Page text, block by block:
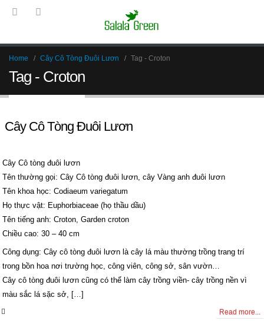
Home Cây Cô Tòng Đuôi Lươn Tag - Croton
Tag - Croton
Cây Cô Tòng Đuôi Lươn
Cây Cô tòng đuôi lươn
Tên thường gọi: Cây Cô tòng đuôi lươn, cây Vàng anh đuôi lươn
Tên khoa học: Codiaeum variegatum
Họ thực vật: Euphorbiaceae (họ thầu dầu)
Tên tiếng anh: Croton, Garden croton
Chiều cao: 30 – 40 cm
Công dụng: Cây cô tòng đuôi lươn là cây lá màu thường trồng trang trí
trong bồn hoa nơi trường học, công viên, công sở, sân vườn…
Cây cô tòng đuôi lươn cũng có thể làm cây trồng viền- cây trồng nền vì
màu sắc lá sặc sở, […]
Read more...